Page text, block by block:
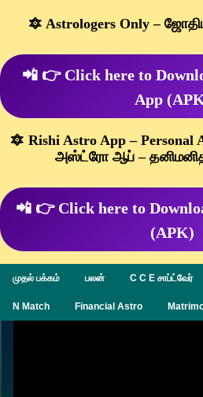
🔯 Astrologers Only –
📲 👉 Click here to
App
🔯 Rishi Astro App – Personal
அஸ்ட்ரோ ஆப் – தனிமனித
📲 👉 Click here to
(APK)
முதல் பக்கம் பலன் C C E சாப்ட்வேர்
N Match Financial Astro